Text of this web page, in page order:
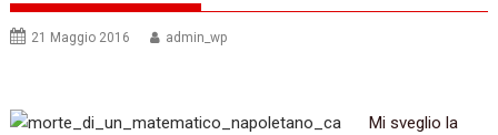
21 Maggio 2016 admin_wp
Mi sveglio la